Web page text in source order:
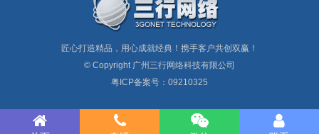
匠心打造精品，用心成就经典！携手客户共创双赢！
© Copyright 广州三行网络科技有限公司
粤ICP备案号：09210325